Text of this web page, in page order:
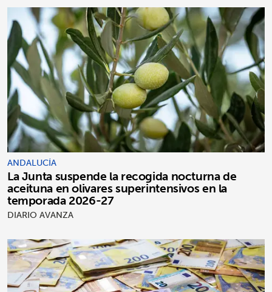
ANDALUCÍA
La Junta suspende la recogida nocturna de
aceituna en olivares superintensivos en la
temporada 2026-27
DIARIO AVANZA